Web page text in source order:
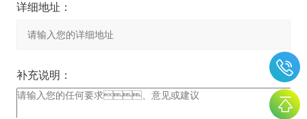
详细地址：
补充说明：